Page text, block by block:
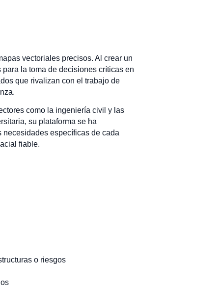
vectoriales precisos. Al crear un
la toma de decisiones críticas en
que rivalizan con el trabajo de
como la ingeniería civil y las
su plataforma se ha
específicas de cada
fiable.
o riesgos